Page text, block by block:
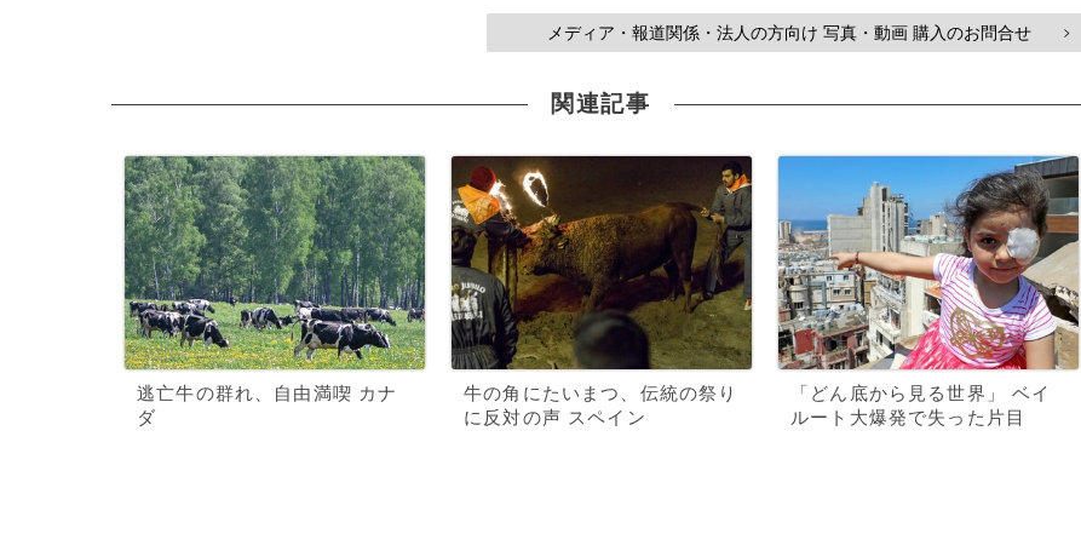
メディア・報道関係・法人の方向け 写真・動画 購入のお問合せ >
関連記事
逃亡牛の群れ、自由満喫 カナ
ダ
牛の角にたいまつ、伝統の祭り
に反対の声 スペイン
「どん底から見る世界」 ベイ
ルート大爆発で失った片目